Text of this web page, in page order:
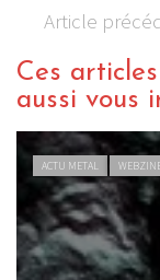
Article
Ces
aussi vous
INTERVIEW METAL